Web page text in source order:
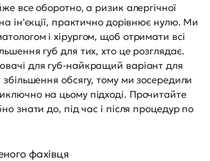
все оборотно, а ризик алергічної
ін'єкції, практично дорівнює нулю. Ми
і хірургом, щоб отримати всі
губ для тих, хто це розглядає.
для губ-найкращий варіант для
збільшення обсягу, тому ми зосередили
на цьому підході. Прочитайте
знати до, під час і після процедур по
фахівця